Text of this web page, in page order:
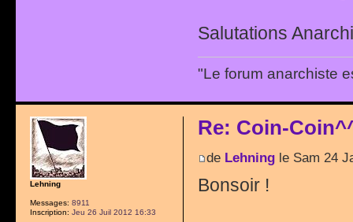
Salutations
"Le forum anarchiste
Re: Coin-
de Lehningle Sam 24
Bonsoir !
Lehning
Messages: 8911
Inscription: Jeu 26 Juil 2012 16:33